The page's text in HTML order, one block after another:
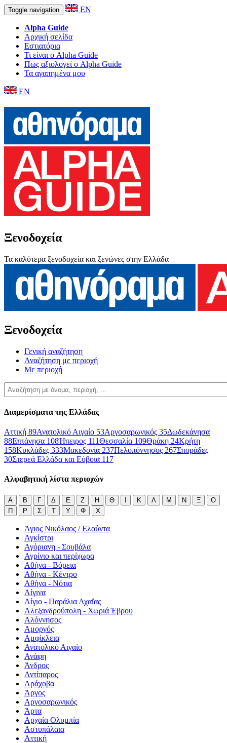
Toggle navigation EN
Alpha Guide
Αρχική σελίδα
Εστιατόρια
Τι είναι ο Alpha Guide
Πως αξιολογεί ο Alpha Guide
Τα αγαπημένα μου
EN
Ξενοδοχεία
Τα καλύτερα ξενοδοχεία και ξενώνες στην Ελλάδα
Ξενοδοχεία
Γενική αναζήτηση
Αναζήτηση με περιοχή
Με περιοχή
Διαμερίσματα της Ελλάδας
Αττική 89Ανατολικό Αιγαίο 53Αργοσαρωνικός 35Δωδεκάνησα
88Επτάνησα 108Ήπειρος 111Θεσσαλία 109Θράκη 24Κρήτη
158Κυκλάδες 333Μακεδονία 237Πελοπόννησος 267Σποράδες
30Στερεά Ελλάδα και Εύβοια 117
Αλφαβητική λίστα περιοχών
Α Β Γ Δ Ε Ζ Η Θ Ι Κ Λ Μ Ν Ξ
Ο
Π
Ρ Σ Τ Υ Φ Χ
Άγιος Νικόλαος / Ελούντα
Αγκίστρι
Αγόριανη - Σουβάλα
Αγρίνιο και περίχωρα
Αθήνα - Βόρεια
Αθήνα - Κέντρο
Αθήνα - Νότια
Αίγινα
Αίγιο - Παράλια Αχαΐας
Αλεξανδρούπολη - Χωριά Έβρου
Αλόννησος
Αμοργός
Αμφίκλεια
Ανατολικό Αιγαίο
Ανάφη
Άνδρος
Αντίπαρος
Αράχοβα
Άργος
Αργοσαρωνικός
Άρτα
Αρχαία Ολυμπία
Αστυπάλαια
Αττική